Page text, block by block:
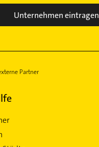
Unternehmen eintragen
Partner